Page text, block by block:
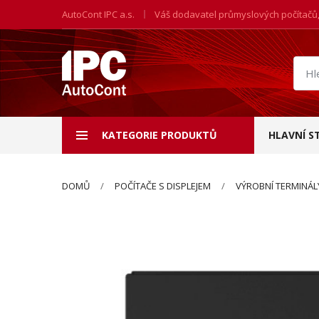
AutoCont IPC a.s. Váš dodavatel průmyslových
KATEGORIE PRODUKTŮ HLAVNÍ
DOMŮ POČÍTAČE S DISPLEJEM VÝROBNÍ